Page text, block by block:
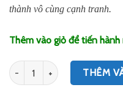
thành vô cùng cạnh tranh.
Thêm vào giỏ để tiến
Số lượng THÊM